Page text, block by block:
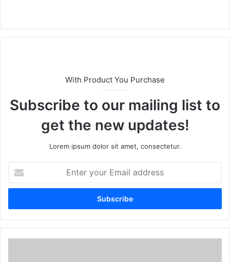
te
With Product You Purchase
Subscribe to our mailing list to
get the new updates!
Lorem ipsum dolor sit amet, consectetur.
t
r
y